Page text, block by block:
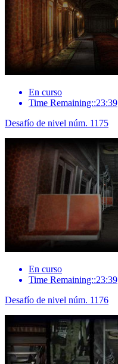
En curso
Time Remaining::23:39
Desafío de nivel núm. 1175
En curso
Time Remaining::23:39
Desafío de nivel núm. 1176